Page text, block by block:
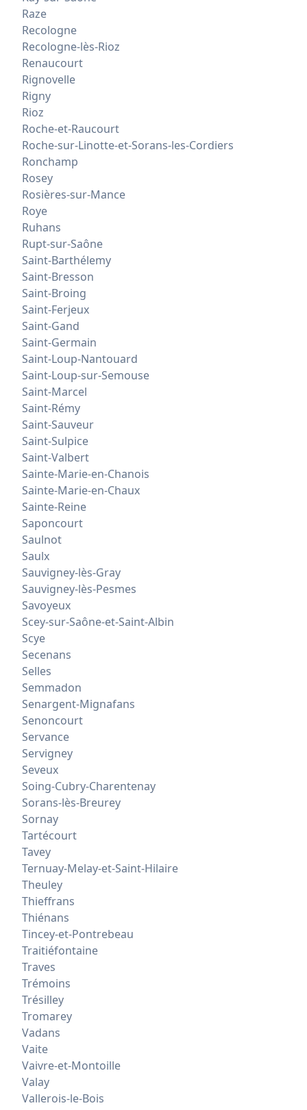
Raze
Recologne
Recologne-lès-Rioz
Renaucourt
Rignovelle
Rigny
Rioz
Roche-et-Raucourt
Roche-sur-Linotte-et-Sorans-les-Cordiers
Ronchamp
Rosey
Rosières-sur-Mance
Roye
Ruhans
Rupt-sur-Saône
Saint-Barthélemy
Saint-Bresson
Saint-Broing
Saint-Ferjeux
Saint-Gand
Saint-Germain
Saint-Loup-Nantouard
Saint-Loup-sur-Semouse
Saint-Marcel
Saint-Rémy
Saint-Sauveur
Saint-Sulpice
Saint-Valbert
Sainte-Marie-en-Chanois
Sainte-Marie-en-Chaux
Sainte-Reine
Saponcourt
Saulnot
Saulx
Sauvigney-lès-Gray
Sauvigney-lès-Pesmes
Savoyeux
Scey-sur-Saône-et-Saint-Albin
Scye
Secenans
Selles
Semmadon
Senargent-Mignafans
Senoncourt
Servance
Servigney
Seveux
Soing-Cubry-Charentenay
Sorans-lès-Breurey
Sornay
Tartécourt
Tavey
Ternuay-Melay-et-Saint-Hilaire
Theuley
Thieffrans
Thiénans
Tincey-et-Pontrebeau
Traitiéfontaine
Traves
Trémoins
Trésilley
Tromarey
Vadans
Vaite
Vaivre-et-Montoille
Valay
Vallerois-le-Bois